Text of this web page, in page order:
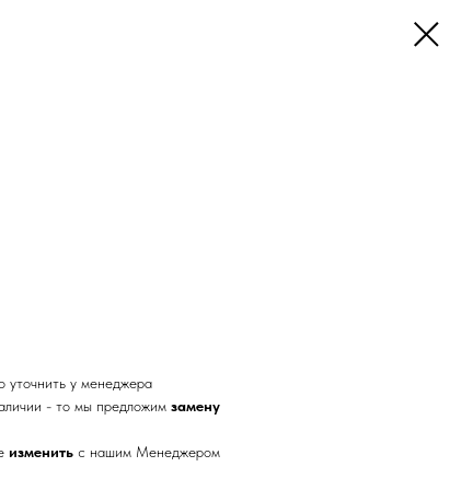
уточнить у менеджера
- то мы предложим замену
изменить с нашим Менеджером